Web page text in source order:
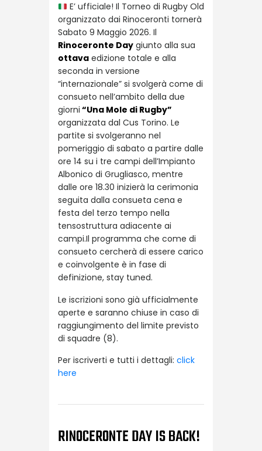
E’ ufficiale! Il Torneo di Rugby Old
organizzato dai Rinoceronti tornerà
Sabato 9 Maggio 2026. Il
Rinoceronte Day giunto alla sua
ottava edizione totale e alla
seconda in versione
“internazionale” si svolgerà come di
consueto nell’ambito della due
giorni “Una Mole di Rugby”
organizzata dal Cus Torino. Le
partite si svolgeranno nel
pomeriggio di sabato a partire dalle
ore 14 su i tre campi dell’Impianto
Albonico di Grugliasco, mentre
dalle ore 18.30 inizierà la cerimonia
seguita dalla consueta cena e
festa del terzo tempo nella
tensostruttura adiacente ai
campi.Il programma che come di
consueto cercherà di essere carico
e coinvolgente è in fase di
definizione, stay tuned.
Le iscrizioni sono già ufficialmente
aperte e saranno chiuse in caso di
raggiungimento del limite previsto
di squadre (8).
Per iscriverti e tutti i dettagli: click
here
RINOCERONTE DAY IS BACK!